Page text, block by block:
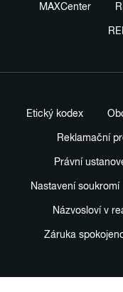
MAXCenter
Etický kodex
Reklamační
Právní
Nastavení soukromí
Názvosloví v
Záruka